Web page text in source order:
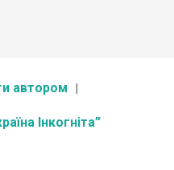
автором
Інкогніта”